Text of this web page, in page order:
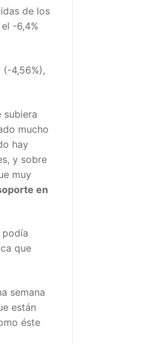
de los
-6,4%
(-4,56%),
subiera
mucho
hay
y sobre
muy
en
podía
que
semana
están
éste